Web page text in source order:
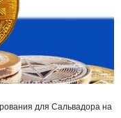
для Сальвадора на